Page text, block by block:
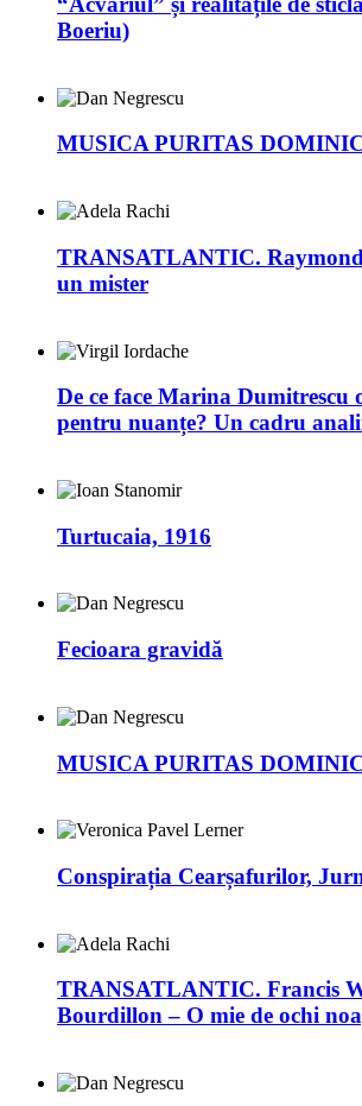
Boeriu)
MUSICA PURITAS
TRANSATLANTIC.
un mister
De ce face Marina Dumitrescu
pentru nuanțe? Un cadru
Turtucaia, 1916
Fecioara gravidă
MUSICA PURITAS
Conspirația Cearșafurilor,
TRANSATLANTIC. Francis
Bourdillon – O mie de ochi